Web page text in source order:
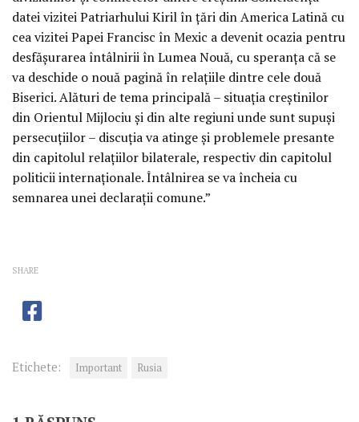
datei vizitei Patriarhului Kiril în țări din America Latină cu
cea vizitei Papei Francisc în Mexic a devenit ocazia pentru
desfășurarea întâlnirii în Lumea Nouă, cu speranța că se
va deschide o nouă pagină în relațiile dintre cele două
Biserici. Alături de tema principală – situația creștinilor
din Orientul Mijlociu și din alte regiuni unde sunt supuși
persecuțiilor – discuția va atinge și problemele presante
din capitolul relațiilor bilaterale, respectiv din capitolul
politicii internaționale. Întâlnirea se va încheia cu
semnarea unei declarații comune.”
SHARE
Etichete: Important Rusia